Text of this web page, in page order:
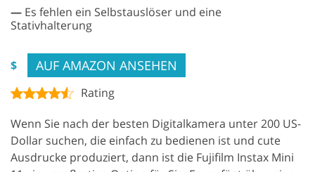
— Es fehlen ein Selbstauslöser und eine
Stativhalterung
$ AUF AMAZON ANSEHEN
Rating
Wenn Sie nach der besten Digitalkamera unter 200 US-
Dollar suchen, die einfach zu bedienen ist und cute
Ausdrucke produziert, dann ist die Fujifilm Instax Mini